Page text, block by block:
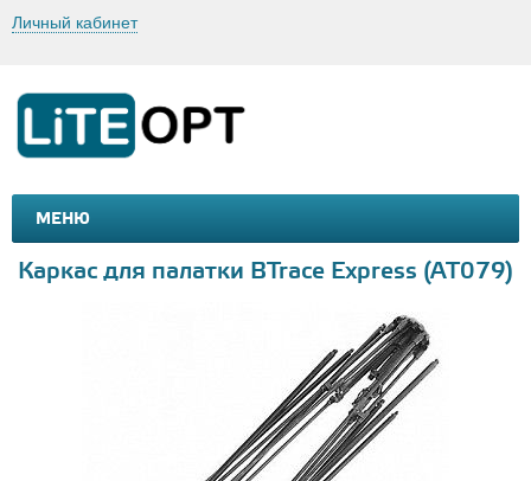
Личный кабинет
МЕНЮ
МАШИНКИ И МОТОЦИКЛЫ
Каркас для палатки BTrace Express (AT079)